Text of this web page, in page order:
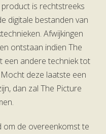
is rechtstreeks
digitale bestanden van
Afwijkingen
ontstaan indien The
een andere techniek tot
deze laatste een
dan zal The Picture
om de overeenkomst te